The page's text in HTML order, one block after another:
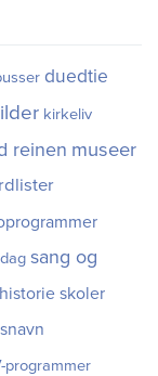
duedtie
kirkeliv
reinen museer
sang og
skoler
programmer